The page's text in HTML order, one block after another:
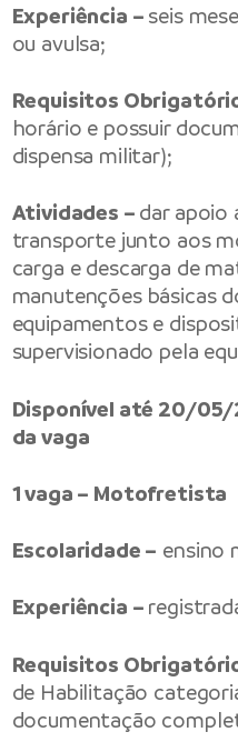
Experiência – seis
ou avulsa;
Requisitos
horário e possuir
dispensa militar);
Atividades – dar apoio
transporte junto aos
carga e descarga de
manutenções básicas
equipamentos e
supervisionado pela
Disponível até 20/
da vaga
1 vaga – Motofretista
Escolaridade – ensino
Experiência –
Requisitos
de Habilitação
documentação